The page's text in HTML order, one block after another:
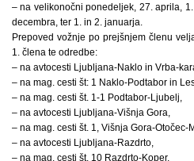
– na velikonočni ponedeljek, 27. aprila,
decembra, ter 1. in 2. januarja.
Prepoved vožnje po prejšnjem členu
1. člena te odredbe:
– na avtocesti Ljubljana-Naklo in Vrba-
– na mag. cesti št: 1 Naklo-Podtabor in
– na mag. cesti št. 1-1 Podtabor-Ljubelj,
– na avtocesti Ljubljana-Višnja Gora,
– na mag. cesti št. 1, Višnja Gora-Otočec-
– na avtocesti Ljubljana-Razdrto,
– na mag. cesti št. 10 Razdrto-Koper,